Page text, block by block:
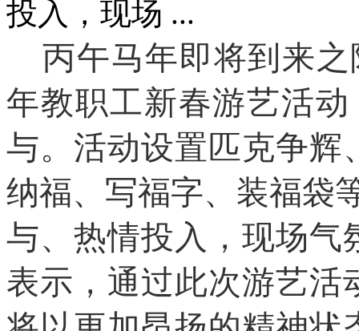
投入，现场 ...
丙午马年即将到来
年教职工新春游艺活动
与。活动设置匹克争辉
纳福、 写福字、 装福袋
与、热情投入，现场气
表示，通过此次游艺活